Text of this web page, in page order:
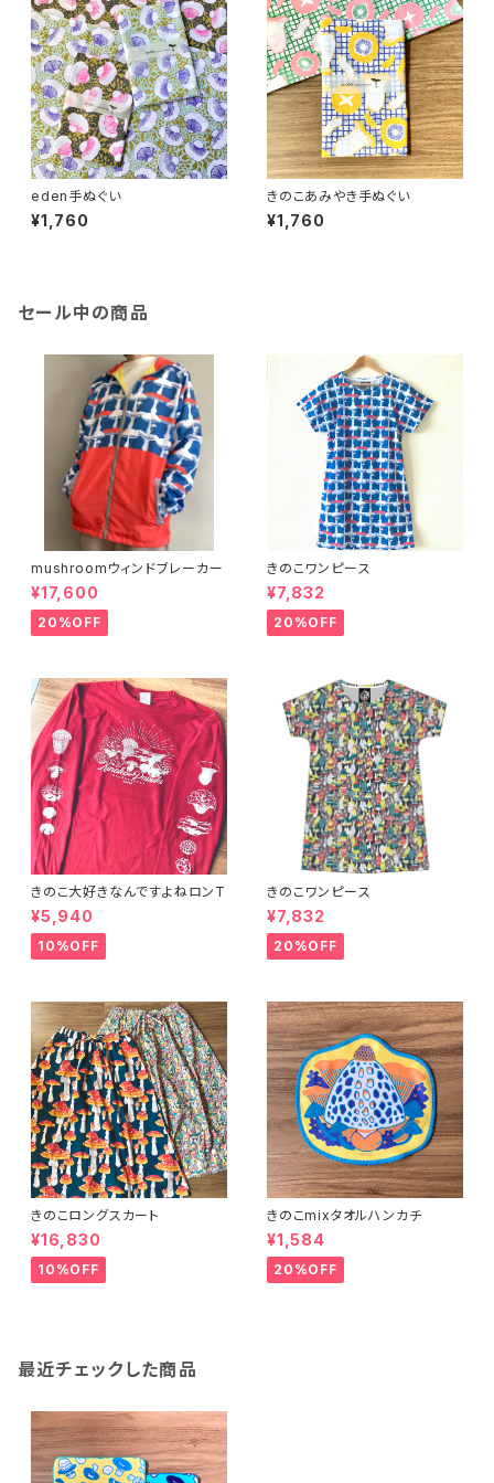
eden手ぬぐい
¥1,760
きのこあみやき手ぬぐい
¥1,760
セール中の商品
mushroomウィンドブレーカー
¥17,600
20%OFF
きのこワンピース
¥7,832
20%OFF
きのこ大好きなんですよねロンT
¥5,940
10%OFF
きのこワンピース
¥7,832
20%OFF
きのこロングスカート
¥16,830
10%OFF
きのこmixタオルハンカチ
¥1,584
20%OFF
最近チェックした商品